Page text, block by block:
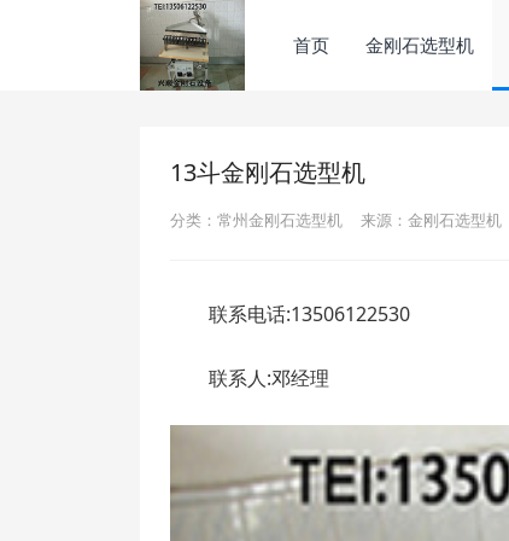
首页 金刚石选型机
13斗金刚石选型机
分类：常州金刚石选型机 来源：金刚石选型机
联系电话:13506122530
联系人:邓经理